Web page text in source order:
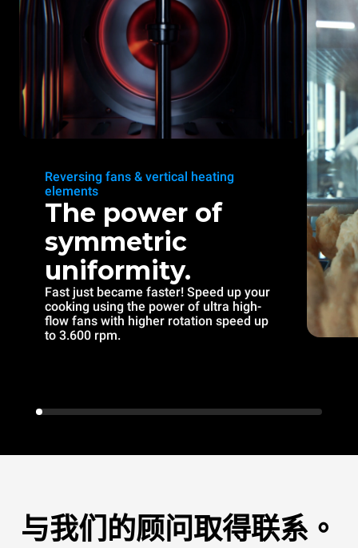
Reversing fans & vertical heating
elements
The power of
symmetric
uniformity.
Fast just became faster! Speed up your
cooking using the power of ultra high-
flow fans with higher rotation speed up
to 3.600 rpm.
与我们的顾问取得联系。